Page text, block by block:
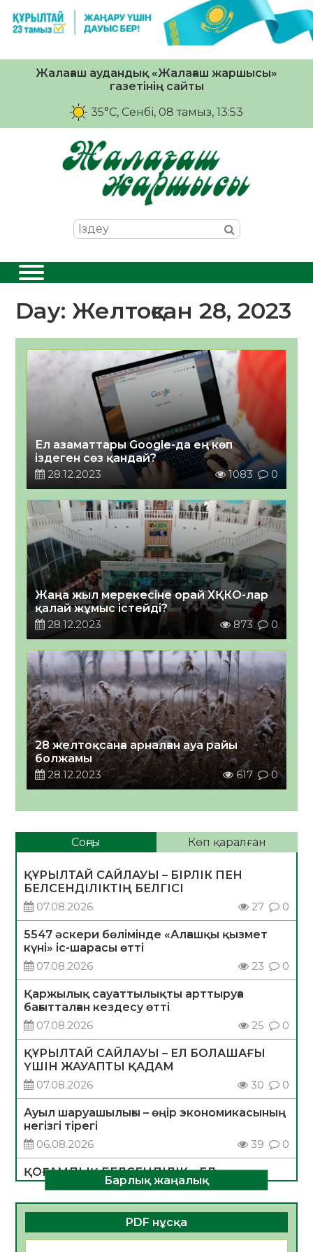
Жалағаш аудандық «Жалағаш жаршысы»
газетінің сайты
35°C, Сенбі, 08 тамыз, 13:53
Day: Желтоқсан 28, 2023
Ел азаматтары Google-да ең көп
іздеген сөз қандай?
28.12.2023
1083 0
Жаңа жыл мерекесіне орай ХҚКО-лар
қалай жұмыс істейді?
28.12.2023
873 0
28 желтоқсанға арналған ауа райы
болжамы
28.12.2023
617 0
Соңғы Көп қаралған
ҚҰРЫЛТАЙ САЙЛАУЫ – БІРЛІК ПЕН
БЕЛСЕНДІЛІКТІҢ БЕЛГІСІ
07.08.2026
27 0
5547 әскери бөлімінде «Алғашқы қызмет
күні» іс-шарасы өтті
07.08.2026
23 0
Қаржылық сауаттылықты арттыруға
бағытталған кездесу өтті
07.08.2026
25 0
ҚҰРЫЛТАЙ САЙЛАУЫ – ЕЛ БОЛАШАҒЫ
ҮШІН ЖАУАПТЫ ҚАДАМ
07.08.2026
30 0
Ауыл шаруашылығы – өңір экономикасының
негізгі тірегі
06.08.2026
39 0
ҚОҒАМДЫҚ БЕЛСЕНДІЛІК – ЕЛ
ДАМУЫНЫҢ НЕГІЗІ
06.08.2026
36 0
ҚҰРЫЛТАЙ САЙЛАУЫ – БОЛАШАҚҚА
Барлық жаңалық
PDF нұсқа